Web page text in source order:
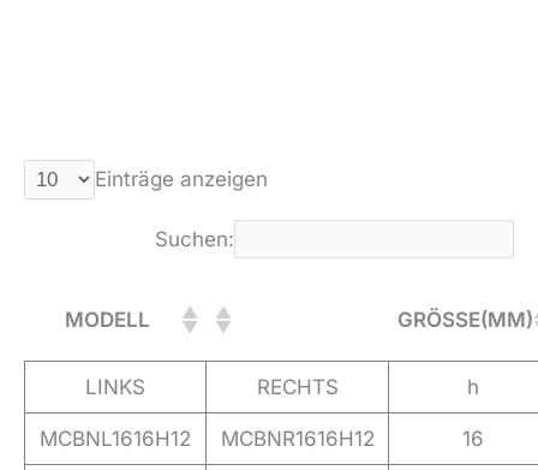
Einträge anzeigen
Suchen:
MODELL GRÖSSE(MM)
LINKS RECHTS h
MCBNL1616H12 MCBNR1616H12 16